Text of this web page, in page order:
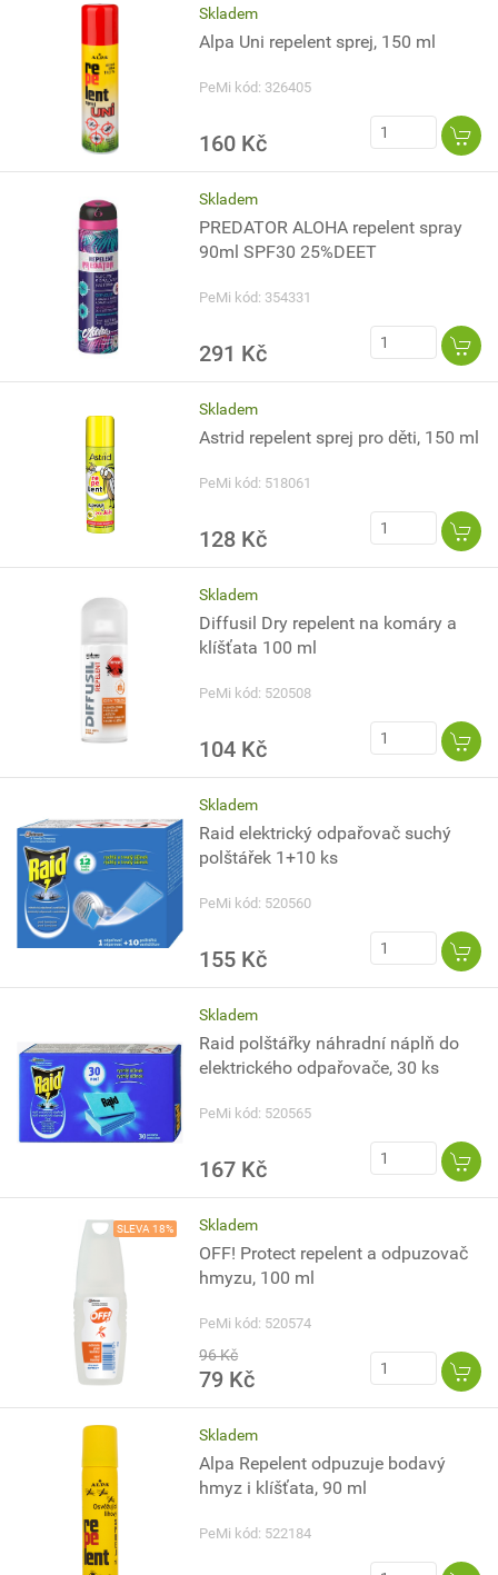
Skladem
Alpa Uni repelent sprej, 150 ml
PeMi kód: 326405
160 Kč
Skladem
PREDATOR ALOHA repelent spray
90ml SPF30 25%DEET
PeMi kód: 354331
291 Kč
Skladem
Astrid repelent sprej pro děti, 150 ml
PeMi kód: 518061
128 Kč
Skladem
Diffusil Dry repelent na komáry a
klíšťata 100 ml
PeMi kód: 520508
104 Kč
Skladem
Raid elektrický odpařovač suchý
polštářek 1+10 ks
PeMi kód: 520560
155 Kč
Skladem
Raid polštářky náhradní náplň do
elektrického odpařovače, 30 ks
PeMi kód: 520565
167 Kč
SLEVA 18% Skladem
OFF! Protect repelent a odpuzovač
hmyzu, 100 ml
PeMi kód: 520574
96 Kč
79 Kč
Skladem
Alpa Repelent odpuzuje bodavý
hmyz i klíšťata, 90 ml
PeMi kód: 522184